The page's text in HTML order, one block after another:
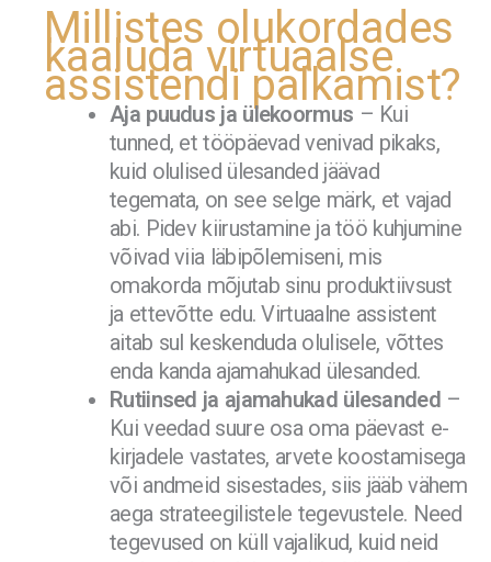
Millistes olukordades
kaaluda virtuaalse
assistendi palkamist?
Aja puudus ja ülekoormus – Kui
tunned, et tööpäevad venivad pikaks,
kuid olulised ülesanded jäävad
tegemata, on see selge märk, et vajad
abi. Pidev kiirustamine ja töö kuhjumine
võivad viia läbipõlemiseni, mis
omakorda mõjutab sinu produktiivsust
ja ettevõtte edu. Virtuaalne assistent
aitab sul keskenduda olulisele, võttes
enda kanda ajamahukad ülesanded.
Rutiinsed ja ajamahukad ülesanded–
Kui veedad suure osa oma päevast e-
kirjadele vastates, arvete koostamisega
või andmeid sisestades, siis jääb vähem
aega strateegilistele tegevustele. Need
tegevused on küll vajalikud, kuid neid